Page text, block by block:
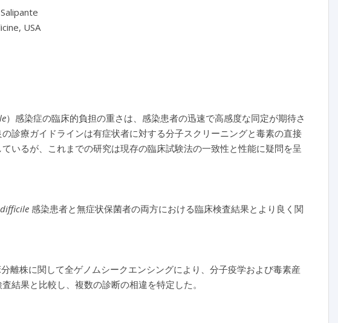
USA
）感染症の臨床的負担の重さは、感染患者の迅速で高感度な同定が期待さ
診療ガイドラインは有症状者に対する分子スクリーニングと毒素の直接
いるが、これまでの研究は現存の臨床試験法の一致性と性能に疑問を呈
感染患者と無症状保菌者の両方における臨床検査結果とより良く関
離株に関して全ゲノムシークエンシングにより、分子疫学および毒素産
結果と比較し、複数の診断の相違を特定した。